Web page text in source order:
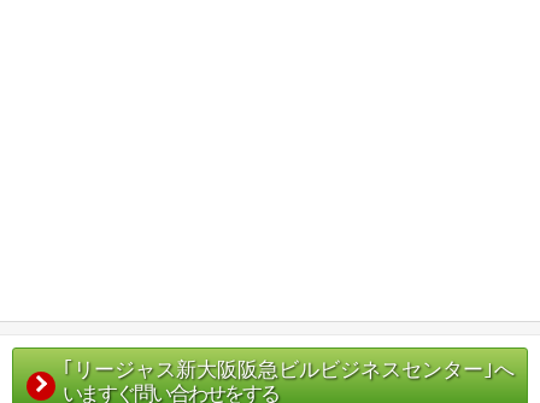
｢リージャス新大阪阪急ビルビジネスセンター｣へ
いますぐ問い合わせをする